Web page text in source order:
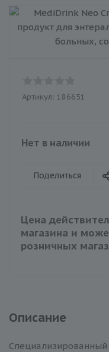
Артикул: 186651
Нет в наличии
Поделиться
Цена
магазина и
розничных
Описание